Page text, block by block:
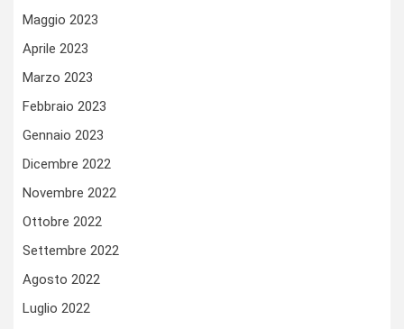
Maggio 2023
Aprile 2023
Marzo 2023
Febbraio 2023
Gennaio 2023
Dicembre 2022
Novembre 2022
Ottobre 2022
Settembre 2022
Agosto 2022
Luglio 2022